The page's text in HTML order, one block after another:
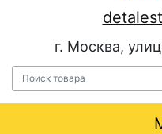
г. Москва,